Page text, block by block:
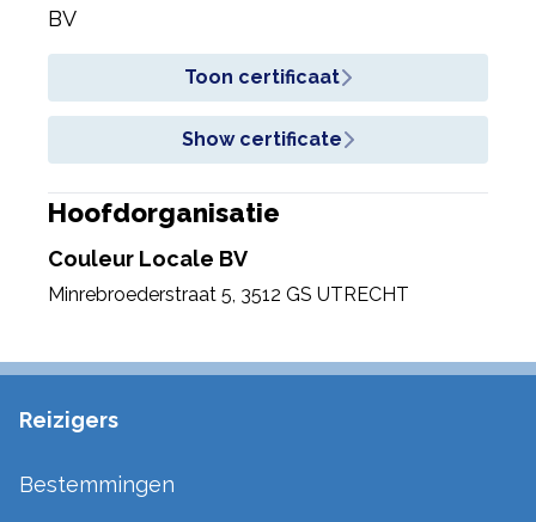
BV
Toon certificaat
Show certificate
Hoofdorganisatie
Couleur Locale BV
Minrebroederstraat 5, 3512 GS UTRECHT
Reizigers
Bestemmingen